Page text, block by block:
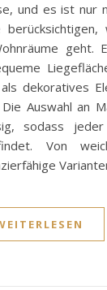
und es ist nur
geht.
dekoratives
Auswahl an
sodass jeder
Von